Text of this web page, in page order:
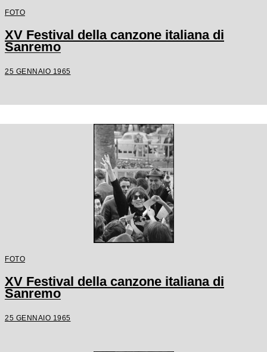
FOTO
XV Festival della canzone italiana di
Sanremo
25 GENNAIO 1965
FOTO
XV Festival della canzone italiana di
Sanremo
25 GENNAIO 1965